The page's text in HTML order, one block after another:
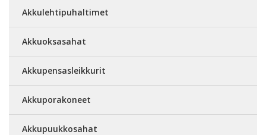
Akkulehtipuhaltimet
Akkuoksasahat
Akkupensasleikkurit
Akkuporakoneet
Akkupuukkosahat